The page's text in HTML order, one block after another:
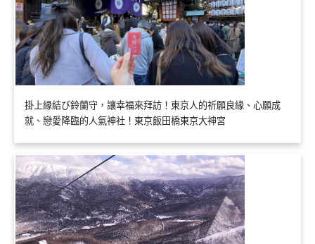
掛上縁結び鈴蘭守，讓幸福來拜訪！東京人的祈願良緣、心願成
就、戀愛降臨的人氣神社！東京飯田橋東京大神宮